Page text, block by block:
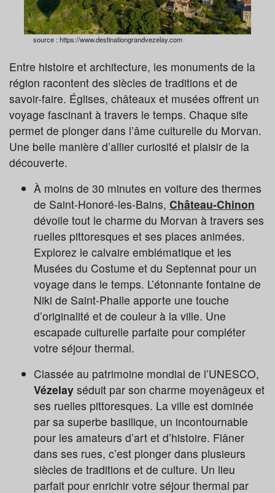
source : https://www.destinationgrandvezelay.com
Entre histoire et architecture, les monuments de la
région racontent des siècles de traditions et de
savoir-faire. Églises, châteaux et musées offrent un
voyage fascinant à travers le temps. Chaque site
permet de plonger dans l’âme culturelle du Morvan.
Une belle manière d’allier curiosité et plaisir de la
découverte.
À moins de 30 minutes en voiture des thermes
de Saint-Honoré-les-Bains, Château-Chinon
dévoile tout le charme du Morvan à travers ses
ruelles pittoresques et ses places animées.
Explorez le calvaire emblématique et les
Musées du Costume et du Septennat pour un
voyage dans le temps. L’étonnante fontaine de
Niki de Saint-Phalle apporte une touche
d’originalité et de couleur à la ville. Une
escapade culturelle parfaite pour compléter
votre séjour thermal.
Classée au patrimoine mondial de l’UNESCO,
Vézelay séduit par son charme moyenâgeux et
ses ruelles pittoresques. La ville est dominée
par sa superbe basilique, un incontournable
pour les amateurs d’art et d’histoire. Flâner
dans ses rues, c’est plonger dans plusieurs
siècles de traditions et de culture. Un lieu
parfait pour enrichir votre séjour thermal par